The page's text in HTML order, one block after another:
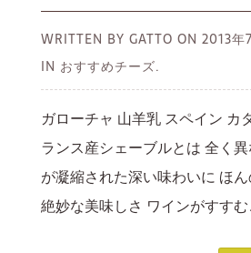
WRITTEN BY GATTO ON 2013年
IN おすすめチーズ.
ガローチャ 山羊乳 スペイン カ
ランス産シェーブルとは 全く
が凝縮された深い味わいに ほ
絶妙な美味しさ ワインがすす